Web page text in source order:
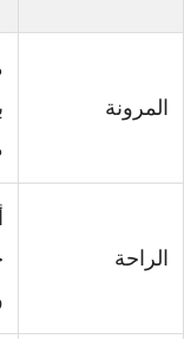
المرونة
الراحة